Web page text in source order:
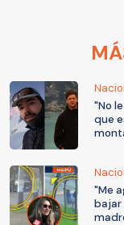
"No
que
"Me
bajar